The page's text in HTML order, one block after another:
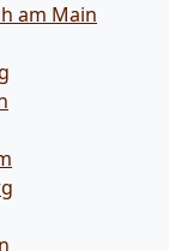
am Main